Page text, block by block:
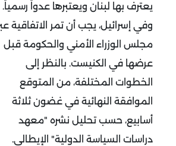
يعترف بها لبنان ويعتبرها عدواً رسمياً.
وفي إسرائيل، يجب أن تمر الاتفاقية
مجلس الوزراء الأمني والحكومة قبل
عرضها في الكنيست. بالنظر إلى
الخطوات المختلفة، من المتوقع
الموافقة النهائية في غضون ثلاثة
أسابيع، حسب تحليل نشره "معهد
دراسات السياسة الدولية" الإيطالي.